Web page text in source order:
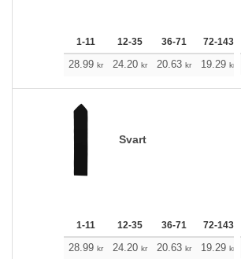
1-11 12-35 36-71 72-143
28.99 kr 24.20 kr 20.63 kr 19.29 kr
Svart
1-11 12-35 36-71 72-143
28.99 kr 24.20 kr 20.63 kr 19.29 kr